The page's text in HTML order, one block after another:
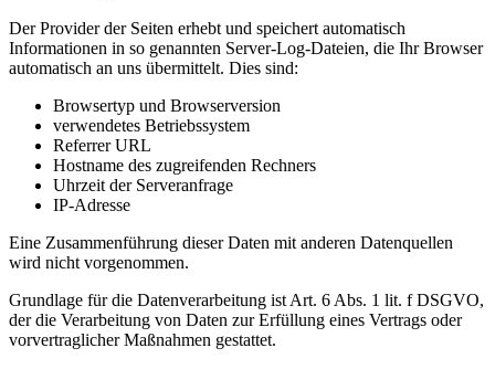
Der Provider der Seiten erhebt und speichert automatisch
Informationen in so genannten Server-Log-Dateien, die Ihr Browser
automatisch an uns übermittelt. Dies sind:
Browsertyp und Browserversion
verwendetes Betriebssystem
Referrer URL
Hostname des zugreifenden Rechners
Uhrzeit der Serveranfrage
IP-Adresse
Eine Zusammenführung dieser Daten mit anderen Datenquellen
wird nicht vorgenommen.
Grundlage für die Datenverarbeitung ist Art. 6 Abs. 1 lit. f DSGVO,
der die Verarbeitung von Daten zur Erfüllung eines Vertrags oder
vorvertraglicher Maßnahmen gestattet.